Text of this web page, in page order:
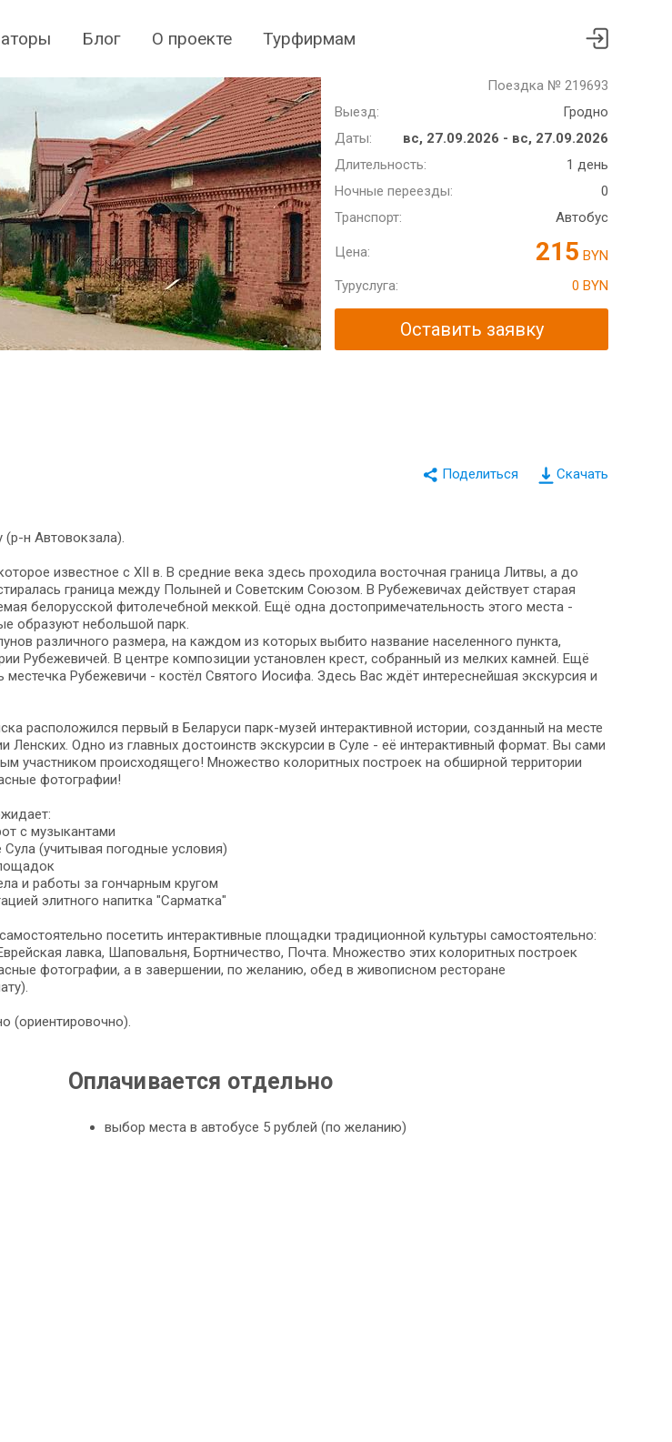
Блог О проекте Турфирмам
Поездка № 219693
Выезд:
Гродно
Даты:
вс, 27.09.2026 - вс, 27.09.2026
Длительность:
1 день
Ночные переезды:
0
Транспорт:
Автобус
Цена: 215 BYN
Туруслуга:
0 BYN
Оставить заявку
Скачать
(р-н Автовокзала).
известное с XII в. В средние века здесь проходила восточная граница Литвы, а до
граница между Полыней и Советским Союзом. В Рубежевичах действует старая
белорусской фитолечебной меккой. Ещё одна достопримечательность этого места -
образуют небольшой парк.
различного размера, на каждом из которых выбито название населенного пункта,
Рубежевичей. В центре композиции установлен крест, собранный из мелких камней. Ещё
местечка Рубежевичи - костёл Святого Иосифа. Здесь Вас ждёт интереснейшая экскурсия и
расположился первый в Беларуси парк-музей интерактивной истории, созданный на месте
Ленских. Одно из главных достоинств экскурсии в Суле - её интерактивный формат. Вы сами
участником происходящего! Множество колоритных построек на обширной территории
фотографии!
с музыкантами
(учитывая погодные условия)
и работы за гончарным кругом
элитного напитка "Сарматка"
посетить интерактивные площадки традиционной культуры самостоятельно:
лавка, Шаповальня, Бортничество, Почта. Множество этих колоритных построек
фотографии, а в завершении, по желанию, обед в живописном ресторане
(ориентировочно).
Оплачивается отдельно
выбор места в автобусе 5 рублей (по желанию)